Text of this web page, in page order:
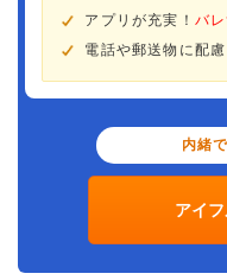
アプリが充実！ バ
電話や郵送物に配
内緒
アイ